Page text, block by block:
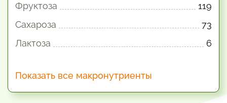
Фруктоза
119
Сахароза
73
Лактоза
6
Показать все макронутриенты